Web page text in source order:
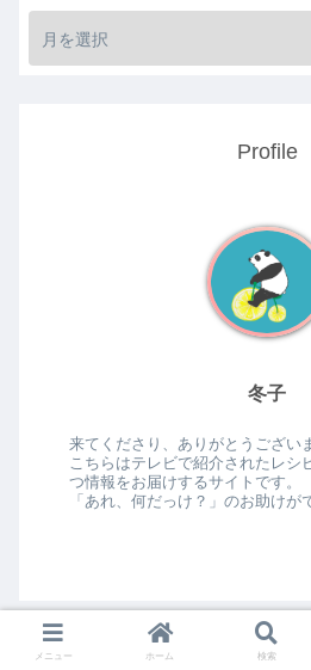
Profile
冬子
来てくださり、ありがとうござい
こちらはテレビで紹介されたレシ
つ情報をお届けするサイトです。
「あれ、何だっけ？」のお助けが
メニュー ホーム 検索